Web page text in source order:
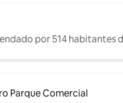
por 514 habitantes
Parque Comercial